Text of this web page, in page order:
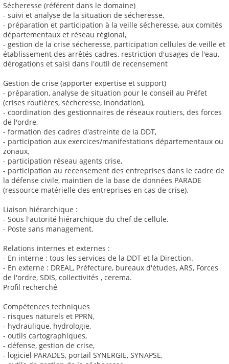
Sécheresse (référent dans le domaine)
- suivi et analyse de la situation de sécheresse,
- préparation et participation à la veille sécheresse, aux comités
départementaux et réseau régional,
- gestion de la crise sécheresse, participation cellules de veille et
établissement des arrêtés cadres, restriction d'usages de l'eau,
dérogations et saisi dans l'outil de recensement
Gestion de crise (apporter expertise et support)
- préparation, analyse de situation pour le conseil au Préfet
(crises routières, sécheresse, inondation),
- coordination des gestionnaires de réseaux routiers, des forces
de l'ordre,
- formation des cadres d'astreinte de la DDT,
- participation aux exercices/manifestations départementaux ou
zonaux,
- participation réseau agents crise,
- participation au recensement des entreprises dans le cadre de
la défense civile, maintien de la base de données PARADE
(ressource matérielle des entreprises en cas de crise),
Liaison hiérarchique :
- Sous l'autorité hiérarchique du chef de cellule.
- Poste sans management.
Relations internes et externes :
- En interne : tous les services de la DDT et la Direction.
- En externe : DREAL, Préfecture, bureaux d'études, ARS, Forces
de l'ordre, SDIS, collectivités , cerema.
Profil recherché
Compétences techniques
- risques naturels et PPRN,
- hydraulique, hydrologie,
- outils cartographiques,
- défense, gestion de crise,
- logiciel PARADES, portail SYNERGIE, SYNAPSE,